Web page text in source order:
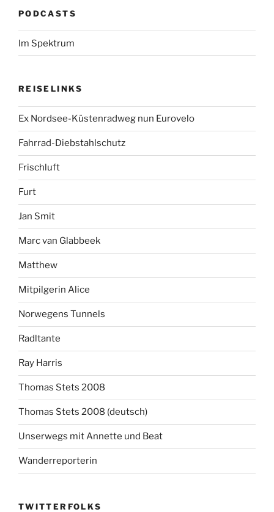
PODCASTS
Im Spektrum
REISELINKS
Ex Nordsee-Küstenradweg nun Eurovelo
Fahrrad-Diebstahlschutz
Frischluft
Furt
Jan Smit
Marc van Glabbeek
Matthew
Mitpilgerin Alice
Norwegens Tunnels
Radltante
Ray Harris
Thomas Stets 2008
Thomas Stets 2008 (deutsch)
Unserwegs mit Annette und Beat
Wanderreporterin
TWITTERFOLKS